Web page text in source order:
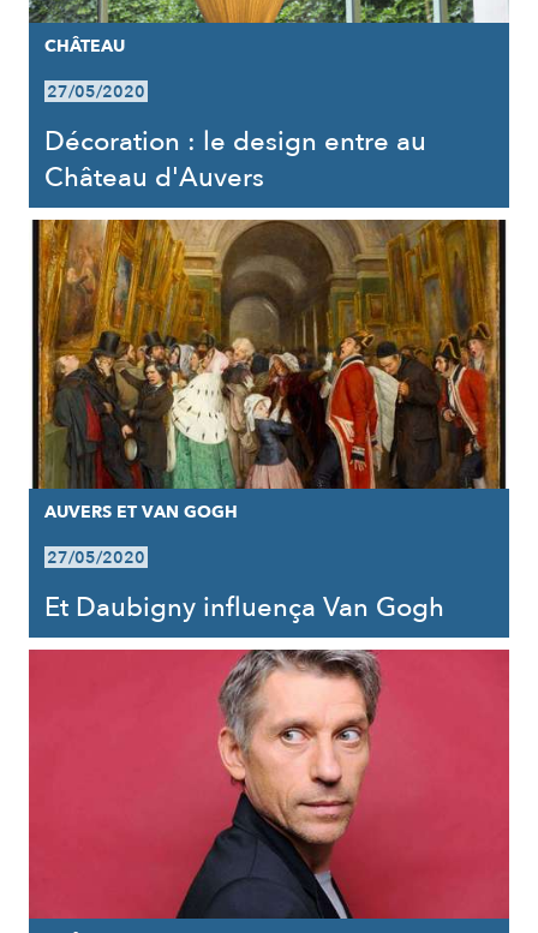
CHÂTEAU
27/05/2020
Décoration : le design entre au
Château d'Auvers
AUVERS ET VAN GOGH
27/05/2020
Et Daubigny influença Van Gogh